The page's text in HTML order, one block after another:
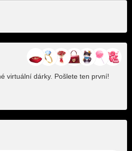
virtuální dárky. Pošlete ten první!